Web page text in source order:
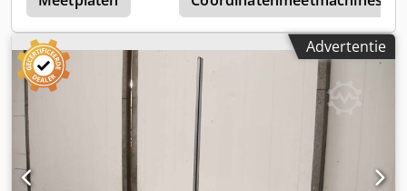
Advertentie